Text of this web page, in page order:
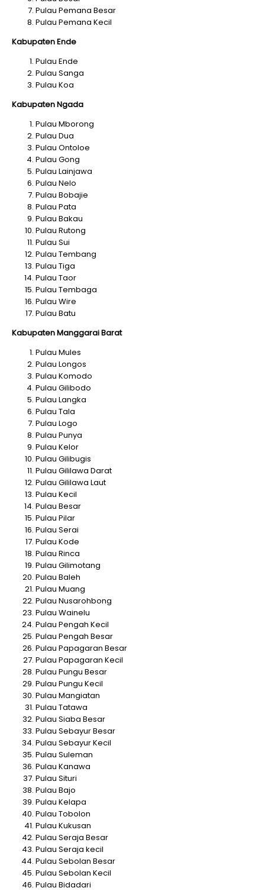
Pulau Pemana Besar
Pulau Pemana Kecil
Kabupaten Ende
Pulau Ende
Pulau Sanga
Pulau Koa
Kabupaten Ngada
Pulau Mborong
Pulau Dua
Pulau Ontoloe
Pulau Gong
Pulau Lainjawa
Pulau Nelo
Pulau Bobajie
Pulau Pata
Pulau Bakau
Pulau Rutong
Pulau Sui
Pulau Tembang
Pulau Tiga
Pulau Taor
Pulau Tembaga
Pulau Wire
Pulau Batu
Kabupaten Manggarai Barat
Pulau Mules
Pulau Longos
Pulau Komodo
Pulau Gilibodo
Pulau Langka
Pulau Tala
Pulau Logo
Pulau Punya
Pulau Kelor
Pulau Gilibugis
Pulau Gililawa Darat
Pulau Gililawa Laut
Pulau Kecil
Pulau Besar
Pulau Pilar
Pulau Serai
Pulau Kode
Pulau Rinca
Pulau Gilimotang
Pulau Baleh
Pulau Muang
Pulau Nusarohbong
Pulau Wainelu
Pulau Pengah Kecil
Pulau Pengah Besar
Pulau Papagaran Besar
Pulau Papagaran Kecil
Pulau Pungu Besar
Pulau Pungu Kecil
Pulau Mangiatan
Pulau Tatawa
Pulau Siaba Besar
Pulau Sebayur Besar
Pulau Sebayur Kecil
Pulau Suleman
Pulau Kanawa
Pulau Situri
Pulau Bajo
Pulau Kelapa
Pulau Tobolon
Pulau Kukusan
Pulau Seraja Besar
Pulau Seraja kecil
Pulau Sebolan Besar
Pulau Sebolan Kecil
Pulau Bidadari